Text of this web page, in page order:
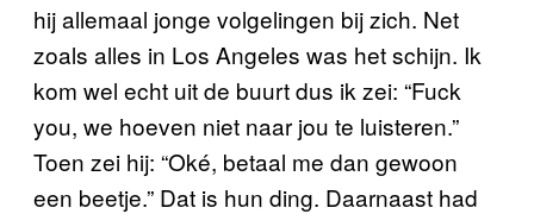
hij allemaal jonge volgelingen bij zich. Net
zoals alles in Los Angeles was het schijn. Ik
kom wel echt uit de buurt dus ik zei: “Fuck
you, we hoeven niet naar jou te luisteren.”
Toen zei hij: “Oké, betaal me dan gewoon
een beetje.” Dat is hun ding. Daarnaast had